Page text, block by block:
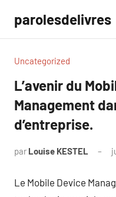
contenu
parolesdelivres
Uncategorized
L’avenir du
Management
d’entreprise.
par Louise KESTEL
Le Mobile Device